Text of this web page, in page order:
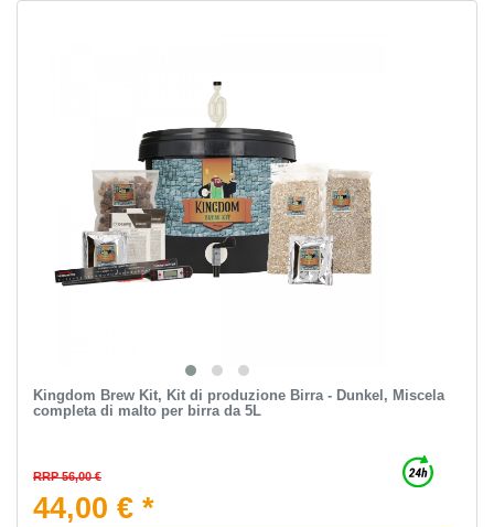
Kingdom Brew Kit, Kit di produzione Birra - Dunkel, Miscela
completa di malto per birra da 5L
RRP 56,00 €
44,00 € *